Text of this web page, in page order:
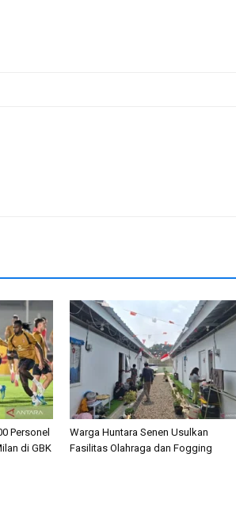
Personel
di GBK
Warga Huntara Senen Usulkan
Fasilitas Olahraga dan Fogging